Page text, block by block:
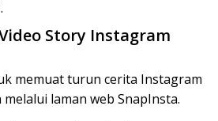
Story Instagram
memuat turun cerita Instagram
laman web SnapInsta.